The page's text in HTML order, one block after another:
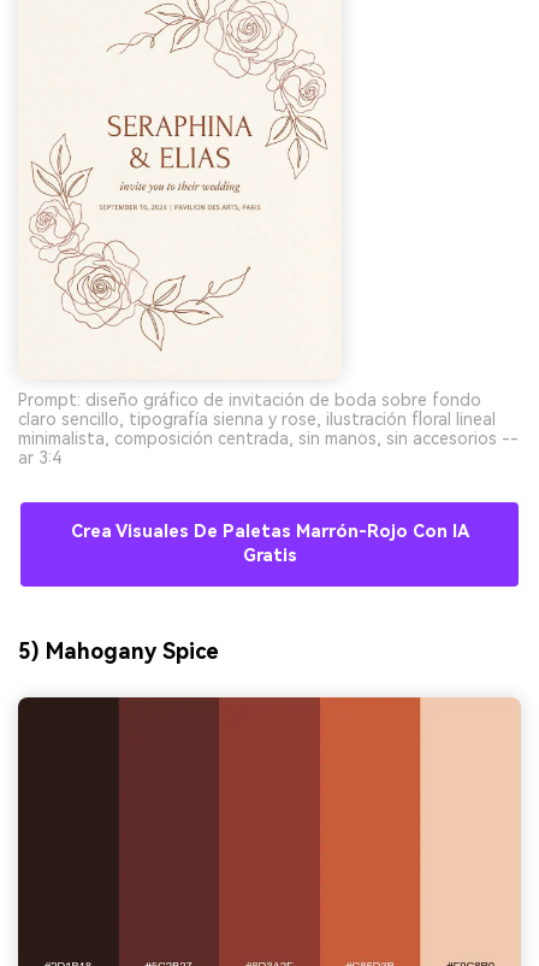
Prompt: diseño gráfico de invitación de boda sobre fondo
claro sencillo, tipografía sienna y rose, ilustración floral lineal
minimalista, composición centrada, sin manos, sin accesorios --
ar 3:4
Crea Visuales De Paletas Marrón-Rojo Con IA
Gratis
5) Mahogany Spice